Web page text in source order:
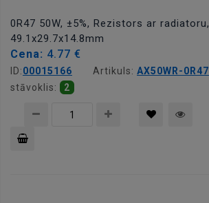
0R47 50W, ±5%, Rezistors ar radiatoru,
49.1x29.7x14.8mm
Cena: 4.77 €
ID:00015166 Artikuls: AX50WR-0R47
stāvoklis:
2